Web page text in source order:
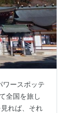
ワースポッテ
全国を旅し
れば、それ